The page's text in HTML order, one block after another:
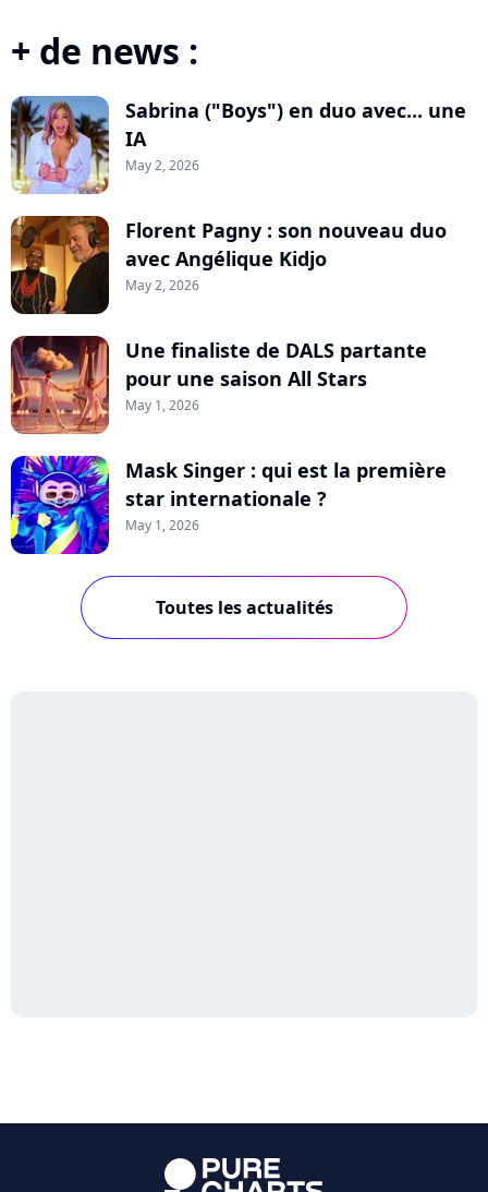
+ de news :
Sabrina ("Boys") en duo avec... une
IA
May 2, 2026
Florent Pagny : son nouveau duo
avec Angélique Kidjo
May 2, 2026
Une finaliste de DALS partante
pour une saison All Stars
May 1, 2026
Mask Singer : qui est la première
star internationale ?
May 1, 2026
Toutes les actualités